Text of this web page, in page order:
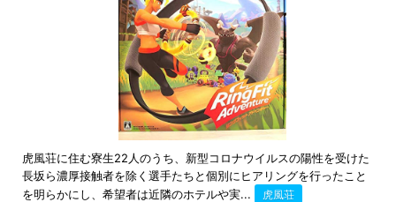
虎風荘に住む寮生22人のうち、新型コロナウイルスの陽性を受けた
長坂ら濃厚接触者を除く選手たちと個別にヒアリングを行ったこと
を明らかにし、希望者は近隣のホテルや実...
虎風荘